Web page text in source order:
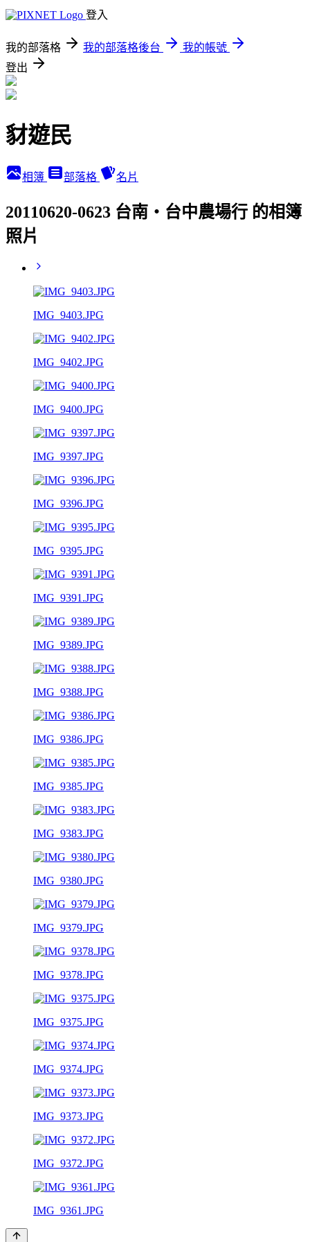
登入
我的部落格 我的部落格後台
我的帳號
登出
豺遊民
相簿 部落格 名片
20110620-0623 台南‧台中農場行 的相簿
照片
IMG_9403.JPG
IMG_9402.JPG
IMG_9400.JPG
IMG_9397.JPG
IMG_9396.JPG
IMG_9395.JPG
IMG_9391.JPG
IMG_9389.JPG
IMG_9388.JPG
IMG_9386.JPG
IMG_9385.JPG
IMG_9383.JPG
IMG_9380.JPG
IMG_9379.JPG
IMG_9378.JPG
IMG_9375.JPG
IMG_9374.JPG
IMG_9373.JPG
IMG_9372.JPG
IMG_9361.JPG